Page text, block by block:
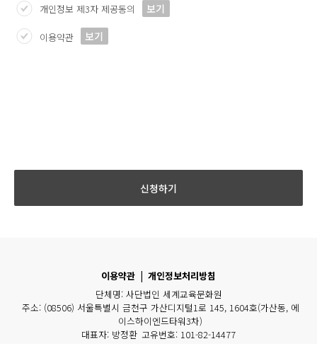
개인정보 제3자 제공동의 보기
이용약관 보기
신청하기
이용약관 | 개인정보처리방침
단체명:사단법인 세계교육문화원
주소:(08506) 서울특별시 금천구 가산디지털1로 145, 1604호(가산동, 에
이스하이엔드타워3차)
대표자: 방정환 고유번호: 101-82-14477